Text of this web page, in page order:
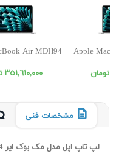
Air MDH94
٣٥١,٦١٠,٠٠٠ تومان
Apple
مشخصات فنی